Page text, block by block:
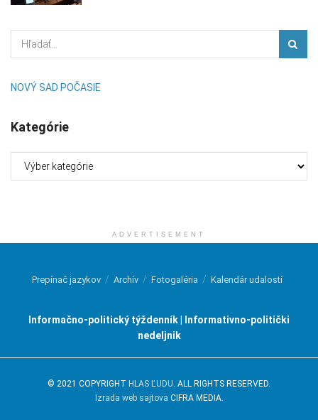
NOVÝ SAD POČASIE
Kategórie
ADVERTISEMENT
Prepínač jazykov Archív Fotogaléria Kalendár udalostí
Informačno-politický týždenník | Informativno-politički
nedeljnik
© 2021 COPYRIGHT HLAS ĽUDU . ALL RIGHTS RESERVED.
Izrada web sajtova CIFRA MEDIA.